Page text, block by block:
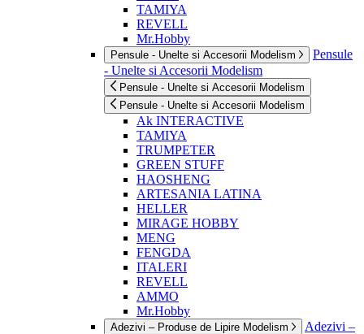
TAMIYA
REVELL
Mr.Hobby
Pensule - Unelte si Accesorii Modelism
Pensule
- Unelte si Accesorii Modelism
Pensule - Unelte si Accesorii Modelism
Pensule - Unelte si Accesorii Modelism
Ak INTERACTIVE
TAMIYA
TRUMPETER
GREEN STUFF
HAOSHENG
ARTESANIA LATINA
HELLER
MIRAGE HOBBY
MENG
FENGDA
ITALERI
REVELL
AMMO
Mr.Hobby
Adezivi – Produse de Lipire Modelism
Adezivi –